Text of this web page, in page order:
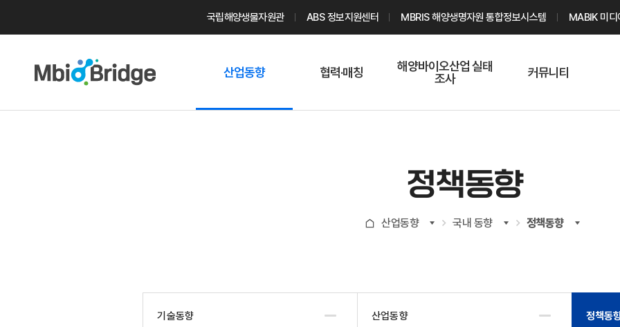
국립해양생물자원관 ABS 정보지원센터 MBRIS 해양생명자원 통합정보시스템 MABIK 미디
산업동향 협력·매칭
해양바이오산업 실태
조사
커뮤니티
해양바이오
기업현황
정책동향
산업동향 국내 동향 정책동향
기술동향 산업동향 정책동